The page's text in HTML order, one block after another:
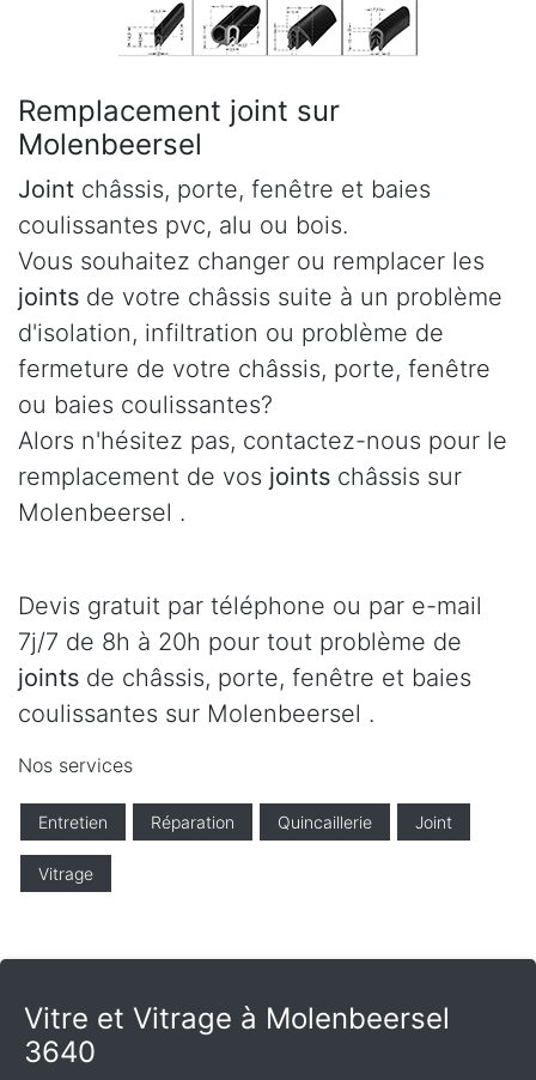
Remplacement joint sur
Molenbeersel
Joint châssis, porte, fenêtre et baies
coulissantes pvc, alu ou bois.
Vous souhaitez changer ou remplacer les
joints de votre châssis suite à un problème
d'isolation, infiltration ou problème de
fermeture de votre châssis, porte, fenêtre
ou baies coulissantes?
Alors n'hésitez pas, contactez-nous pour le
remplacement de vos joints châssis sur
Molenbeersel .
Devis gratuit par téléphone ou par e-mail
7j/7 de 8h à 20h pour tout problème de
joints de châssis, porte, fenêtre et baies
coulissantes sur Molenbeersel .
Nos services
Entretien Réparation Quincaillerie Joint
Vitrage
Vitre et Vitrage à Molenbeersel
3640